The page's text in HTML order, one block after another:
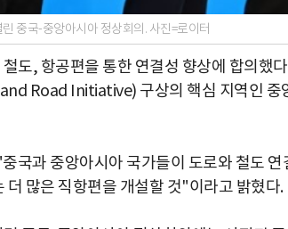
중국-중앙아시아 정상회의. 사진=로이터
도, 항공편을 통한 연결성 향상에 합의했
Road Initiative) 구상의 핵심 지역인 중
국과 중앙아시아 국가들이 도로와 철도
더 많은 직항편을 개설할 것"이라고 밝혔다.